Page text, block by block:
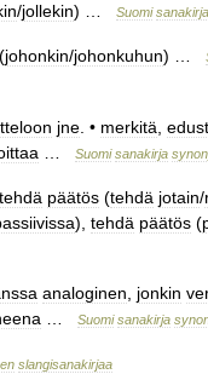
/jollekin) … Suomi sanakirja
(johonkin/johonkuhun) …
jne . • merkitä
Suomi sanakirja
tehdä päätös (tehdä jotain/
), tehdä päätös (
analoginen jonkin
Suomi sanakirja
slangisanakirjaa